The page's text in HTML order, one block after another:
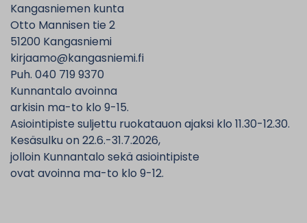
Kangasniemen kunta
Otto Mannisen tie 2
51200 Kangasniemi
kirjaamo@kangasniemi.fi
Puh. 040 719 9370
Kunnantalo avoinna
arkisin ma-to klo 9-15.
Asiointipiste suljettu ruokatauon ajaksi klo 11.30-12.30.
Kesäsulku on 22.6.-31.7.2026,
jolloin Kunnantalo sekä asiointipiste
ovat avoinna ma-to klo 9-12.